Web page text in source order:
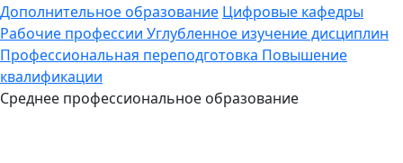
Дополнительное образование Цифровые кафедры
Рабочие профессии Углубленное изучение дисциплин
Профессиональная переподготовка Повышение
квалификации
Среднее профессиональное образование